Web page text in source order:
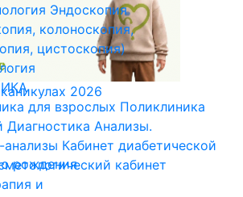
2026
рождения
Эндоскопия
колоноскопия,
цистоскопия)
для взрослых Поликлиника
Диагностика Анализы.
анализы Кабинет диабетической
кабинет
и